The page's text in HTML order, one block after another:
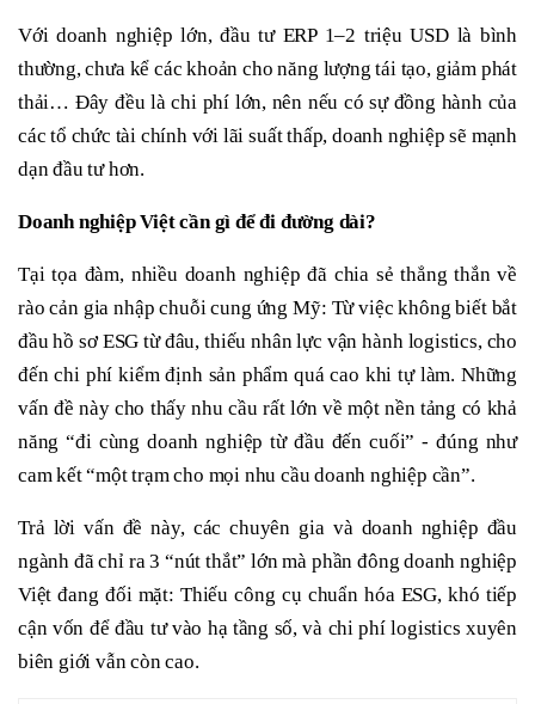
Với doanh nghiệp lớn, đầu tư ERP 1–2 triệu USD là bình
thường, chưa kể các khoản cho năng lượng tái tạo, giảm phát
thải… Đây đều là chi phí lớn, nên nếu có sự đồng hành của
các tổ chức tài chính với lãi suất thấp, doanh nghiệp sẽ mạnh
dạn đầu tư hơn.
Doanh nghiệp Việt cần gì để đi đường dài?
Tại tọa đàm, nhiều doanh nghiệp đã chia sẻ thẳng thắn về
rào cản gia nhập chuỗi cung ứng Mỹ: Từ việc không biết bắt
đầu hồ sơ ESG từ đâu, thiếu nhân lực vận hành logistics, cho
đến chi phí kiểm định sản phẩm quá cao khi tự làm. Những
vấn đề này cho thấy nhu cầu rất lớn về một nền tảng có khả
năng “đi cùng doanh nghiệp từ đầu đến cuối” - đúng như
cam kết “một trạm cho mọi nhu cầu doanh nghiệp cần”.
Trả lời vấn đề này, các chuyên gia và doanh nghiệp đầu
ngành đã chỉ ra 3 “nút thắt” lớn mà phần đông doanh nghiệp
Việt đang đối mặt: Thiếu công cụ chuẩn hóa ESG, khó tiếp
cận vốn để đầu tư vào hạ tầng số, và chi phí logistics xuyên
biên giới vẫn còn cao.